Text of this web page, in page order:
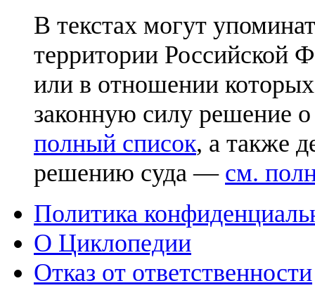
В текстах могут
территории Российской
или в отношении
законную силу решение
полный список, а также
решению суда — см.
Политика
О Циклопедии
Отказ от ответственности